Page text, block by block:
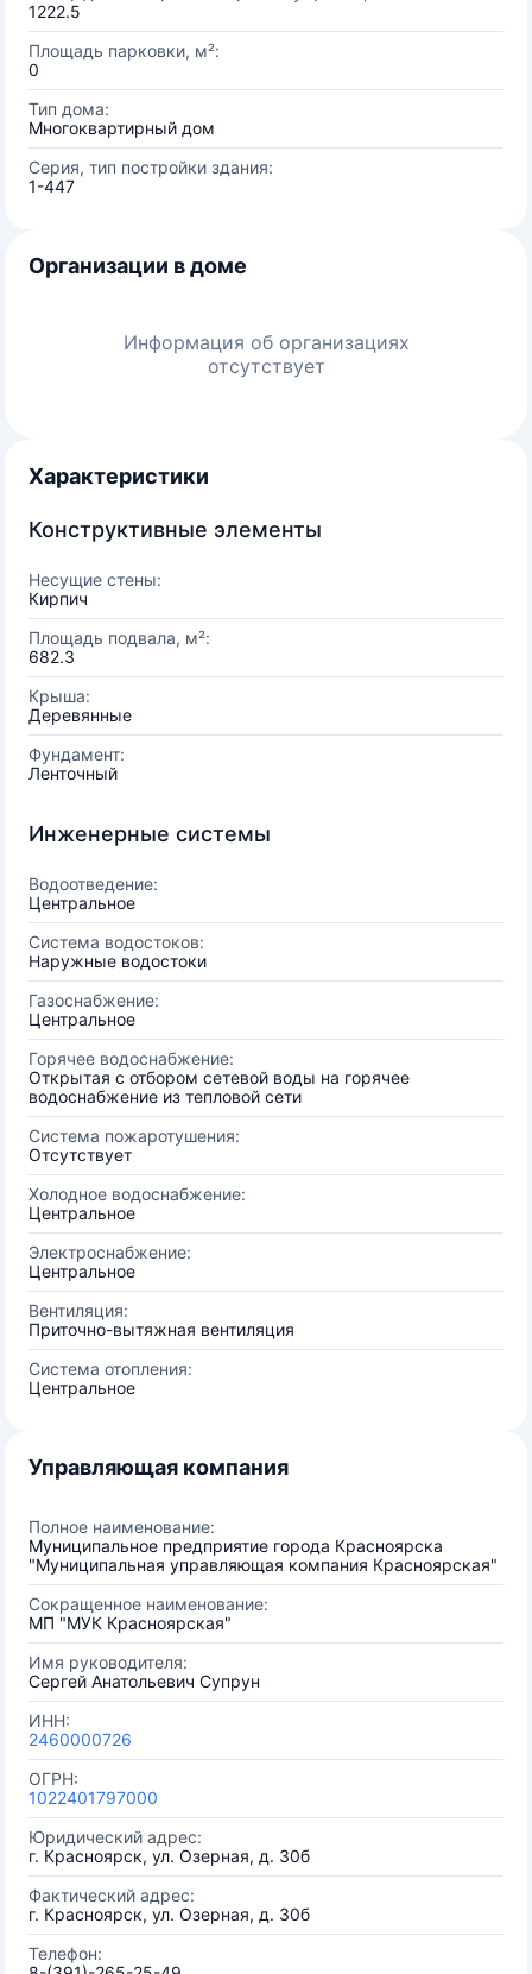
1222.5
Площадь парковки, м²:
0
Тип дома:
Многоквартирный дом
Серия, тип постройки здания:
1-447
Организации в доме
Информация об организациях
отсутствует
Характеристики
Конструктивные элементы
Несущие стены:
Кирпич
Площадь подвала, м²:
682.3
Крыша:
Деревянные
Фундамент:
Ленточный
Инженерные системы
Водоотведение:
Центральное
Система водостоков:
Наружные водостоки
Газоснабжение:
Центральное
Горячее водоснабжение:
Открытая с отбором сетевой воды на горячее
водоснабжение из тепловой сети
Система пожаротушения:
Отсутствует
Холодное водоснабжение:
Центральное
Электроснабжение:
Центральное
Вентиляция:
Приточно-вытяжная вентиляция
Система отопления:
Центральное
Управляющая компания
Полное наименование:
Муниципальное предприятие города Красноярска
"Муниципальная управляющая компания Красноярская"
Сокращенное наименование:
МП "МУК Красноярская"
Имя руководителя:
Сергей Анатольевич Супрун
ИНН:
2460000726
ОГРН:
1022401797000
Юридический адрес:
г. Красноярск, ул. Озерная, д. 30б
Фактический адрес:
г. Красноярск, ул. Озерная, д. 30б
Телефон: